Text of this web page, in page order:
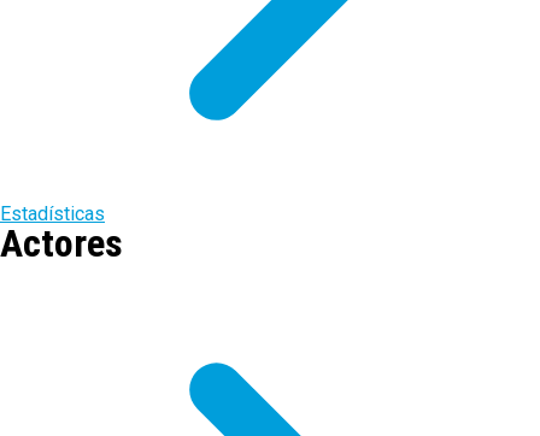
Estadísticas
Actores